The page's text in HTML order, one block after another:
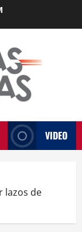
VIDEO
lazos de